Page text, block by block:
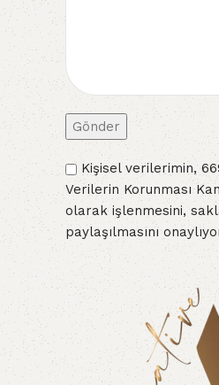
Kişisel verilerimin,
Verilerin Korunması
olarak işlenmesini,
paylaşılmasını